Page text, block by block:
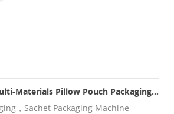
T68S Automatic Multi-Materials Pillow Pouch Packaging Production Line
，Sachet Packaging Machine